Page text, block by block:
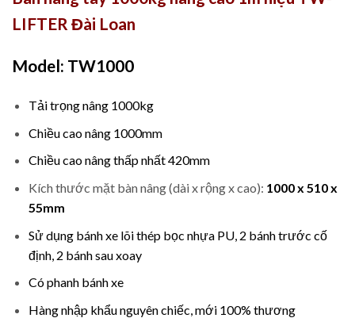
LIFTER Đài Loan
Model: TW1000
Tải trọng nâng 1000kg
Chiều cao nâng 1000mm
Chiều cao nâng thấp nhất 420mm
Kích thước mặt bàn nâng (dài x rộng x cao): 1000 x 510 x
55mm
Sử dụng bánh xe lõi thép bọc nhựa PU, 2 bánh trước cố
định, 2 bánh sau xoay
Có phanh bánh xe
Hàng nhập khẩu nguyên chiếc, mới 100% thương